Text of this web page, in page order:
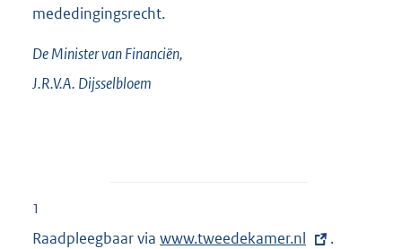
mededingingsrecht.
De Minister van Financiën,
J.R.V.A. Dijsselbloem
1
Raadpleegbaar via E
www.tweedekamer.nl .